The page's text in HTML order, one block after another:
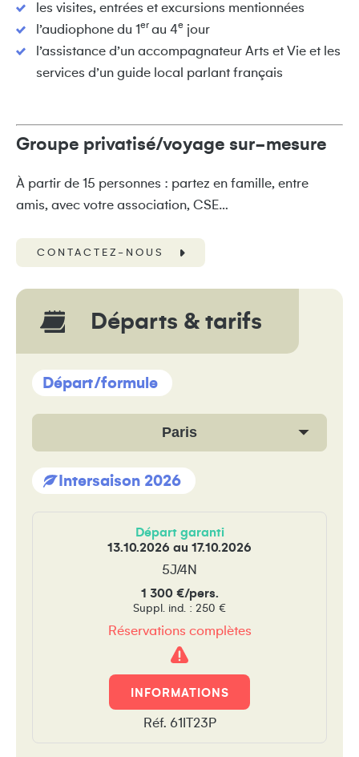
les visites, entrées et excursions mentionnées
l’audiophone du 1er au 4e jour
l’assistance d’un accompagnateur Arts et Vie et les
services d’un guide local parlant français
Groupe privatisé/voyage sur-mesure
À partir de 15 personnes : partez en famille, entre
amis, avec votre association, CSE…
CONTACTEZ-NOUS
Départs & tarifs
Départ/formule
Paris
Intersaison 2026
Départ garanti
13.10.2026 au 17.10.2026
5J/4N
1 300 €/pers.
Suppl. ind. : 250 €
Réservations complètes
Attention
!
INFORMATIONS
Réf. 61IT23P